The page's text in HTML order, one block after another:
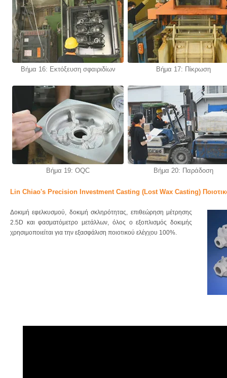
Βήμα 16: Εκτόξευση σφαιριδίων Βήμα 17: Πίκρωση
Βήμα 19: OQC Βήμα 20: Παράδοση
Lin Chiao's Precision Investment Casting (Lost Wax Casting)
Δοκιμή εφελκυσμού, δοκιμή σκληρότητας, επιθεώρηση μέτρησης
2.5D και φασματόμετρο μετάλλων, όλος ο εξοπλισμός δοκιμής
χρησιμοποιείται για την εξασφάλιση ποιοτικού ελέγχου 100%.